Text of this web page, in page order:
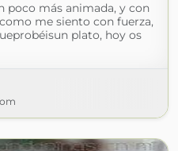
poco más animada, y con
me siento con fuerza,
plato, hoy os